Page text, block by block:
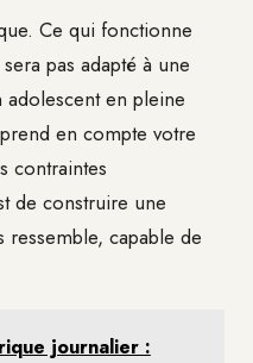
Ce qui fonctionne
pas adapté à une
en pleine
en compte votre
contraintes
de construire une
capable de
journalier :